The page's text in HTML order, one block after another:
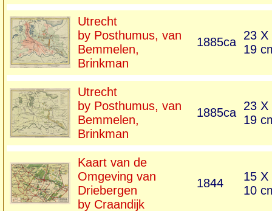
Utrecht
by Posthumus, van
Bemmelen,
Brinkman
1885ca 23 X
19
Utrecht
by Posthumus, van
Bemmelen,
Brinkman
1885ca 23 X
19
Kaart van de
Omgeving van
Driebergen
by Craandijk
1844
15 X
10